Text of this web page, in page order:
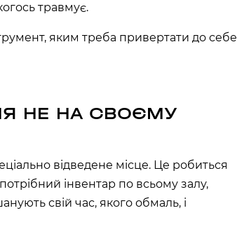
травмує.
яким треба привертати до себе
НЕ НА СВОЄМУ
відведене місце. Це робиться
інвентар по всьому залу,
свій час, якого обмаль, і